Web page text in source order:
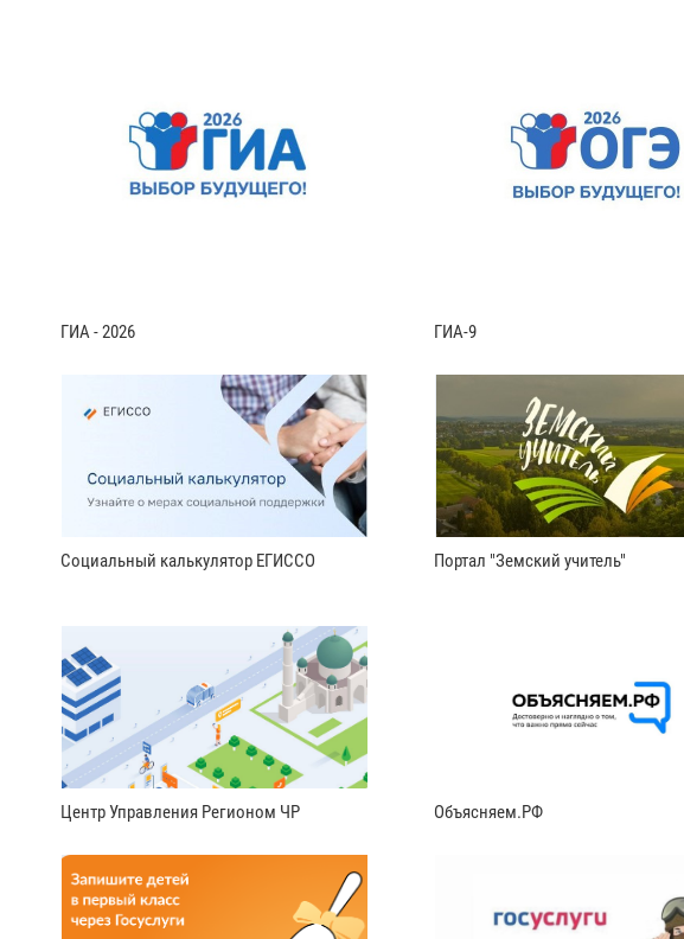
ГИА - 2026 ГИА-9
Социальный калькулятор ЕГИССО Портал "Земский учитель"
Центр Управления Регионом ЧР Объясняем.РФ